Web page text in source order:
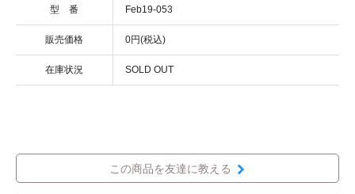
型 番 Feb19-053
販売価格 0円(税込)
在庫状況 SOLD OUT
この商品を友達に教える